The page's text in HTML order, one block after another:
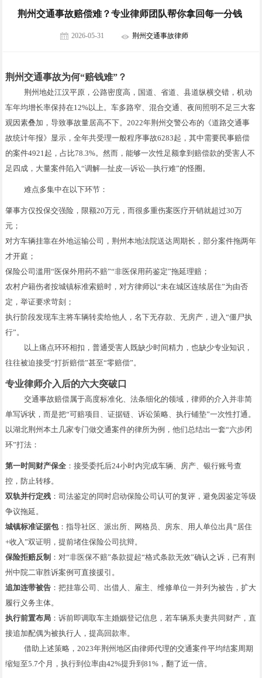
荆州交通事故赔偿难？专业律师团队帮你拿回每一分钱
2026-05-31 荆州交通事故律师
荆州交通事故为何“赔钱难”？
荆州地处江汉平原，公路密度高，国道、省道、县道纵横交错，机动
车年均增长率保持在12%以上。车多路窄、混合交通、夜间照明不足三大客
观因素叠加，导致事故量居高不下。2022年荆州交警公布的《道路交通事
故统计年报》显示，全年共受理一般程序事故6283起，其中需要民事赔偿
的案件4921起，占比78.3%。然而，能够一次性足额拿到赔偿款的受害人不
足四成，大量案件陷入“调解—扯皮—诉讼—执行难”的怪圈。
难点多集中在以下环节：
肇事方仅投保交强险，限额20万元，而很多重伤案医疗开销就超过30万
元；
对方车辆挂靠在外地运输公司，荆州本地法院送达周期长，部分案件拖两年
才开庭；
保险公司滥用“医保外用药不赔”“非医保用药鉴定”拖延理赔；
农村户籍伤者按城镇标准索赔时，对方律师以“未在城区连续居住”为由否
定，举证要求苛刻；
执行阶段发现车主将车辆转卖给他人，名下无存款、无房产，进入“僵尸执
行”。
以上痛点环环相扣，普通受害人既缺少时间精力，也缺少专业知识，
往往被迫接受“打折赔偿”甚至“零赔偿”。
专业律师介入后的六大突破口
交通事故赔偿属于高度标准化、法条细化的领域，律师的介入并非简
单写诉状，而是把“可赔项目、证据链、诉讼策略、执行铺垫”一次性打通。
以湖北荆州本土几家专门做交通案件的律所为例，他们总结出一套“六步闭
环”打法：
第一时间财产保全 ：接受委托后24小时内完成车辆、房产、银行账号查
控，防止转移。
双轨并行定残 ：司法鉴定的同时启动保险公司认可的复评，避免因鉴定等级
争议拖延。
城镇标准证据包：指导社区、派出所、网格员、房东、用人单位出具“居住
+收入”双证明，提前堵住保险公司抗辩。
保险拒赔反制 ：对“非医保不赔”条款提起“格式条款无效”确认之诉，已有荆
州中院二审胜诉案例可直接援引。
追加连带被告 ：把挂靠公司、出借人、雇主、维修单位一并列为被告，扩大
履行义务主体。
执行前置布局 ：诉前即调取车主婚姻登记信息，若车辆系夫妻共同财产，直
接追加配偶为被执行人，提高回款率。
借助上述策略，2023年荆州地区由律师代理的交通案件平均结案周期
缩短至5.7个月，执行到位率由42%提升到81%，翻了近一倍。